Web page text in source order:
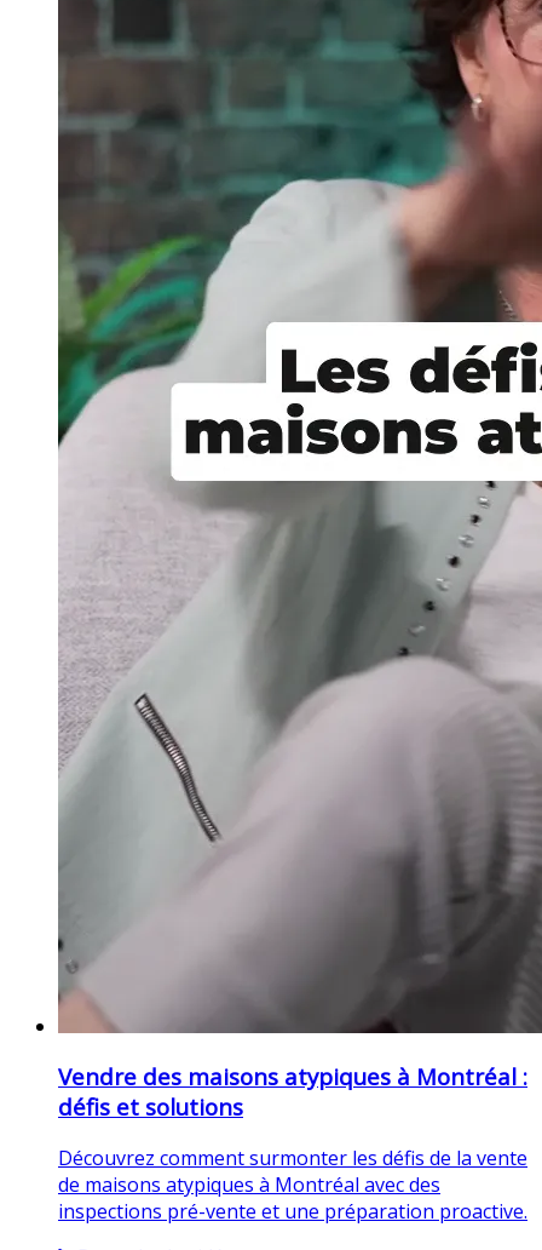
Vendre des maisons atypiques à Montréal :
défis et solutions
Découvrez comment surmonter les défis de la vente
de maisons atypiques à Montréal avec des
inspections pré-vente et une préparation proactive.